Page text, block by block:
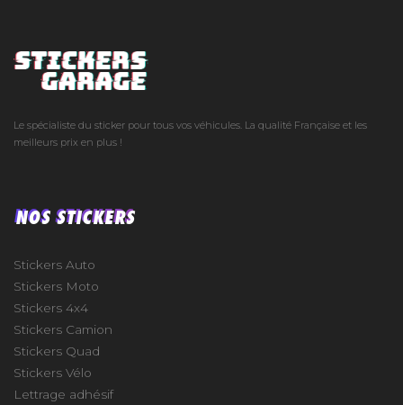
Le spécialiste du sticker pour tous vos véhicules. La qualité Française et les
meilleurs prix en plus !
NOS STICKERS
Stickers Auto
Stickers Moto
Stickers 4x4
Stickers Camion
Stickers Quad
Stickers Vélo
Lettrage adhésif